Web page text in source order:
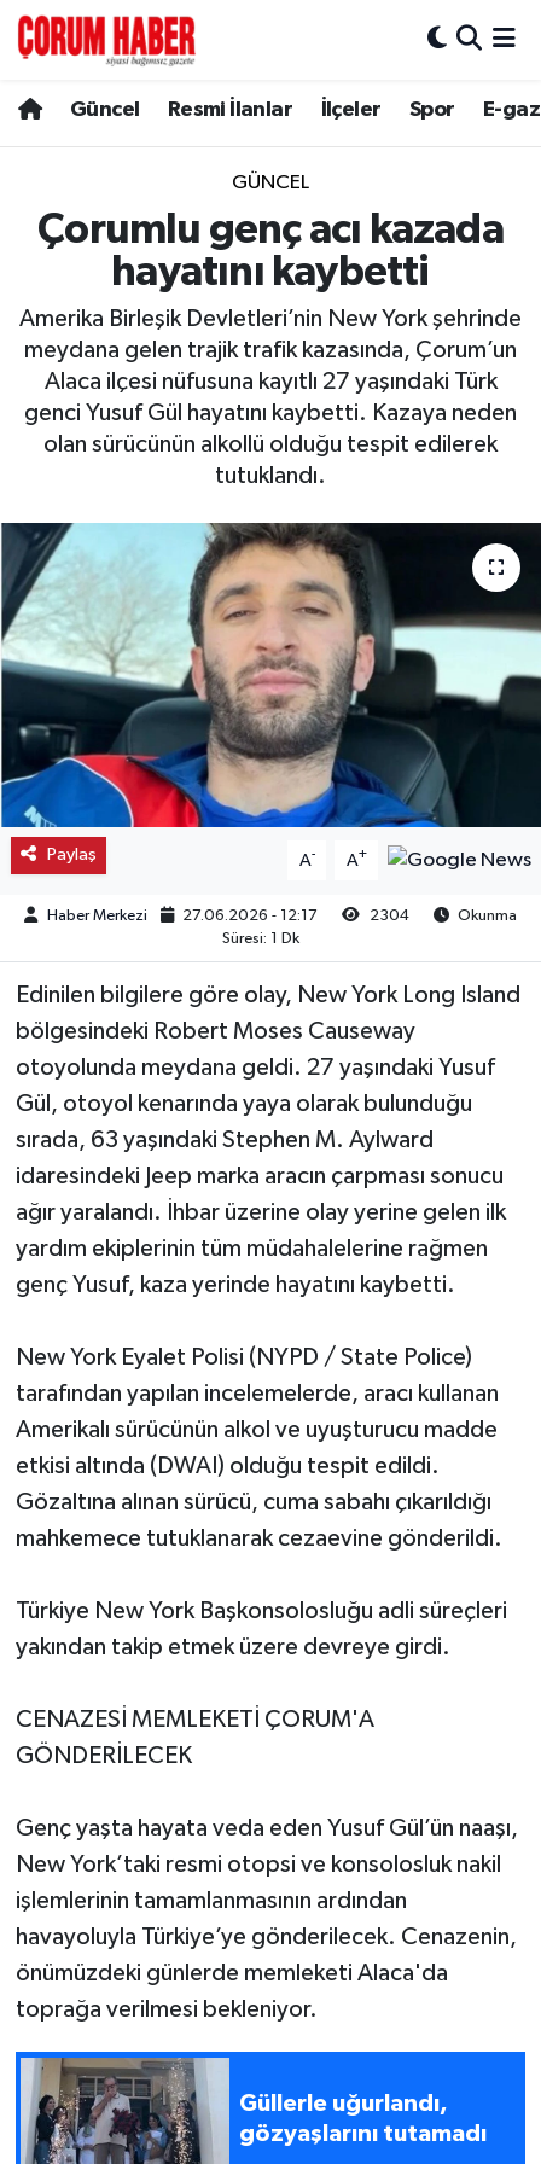
Güncel Resmi İlanlar İlçeler Spor E-
GÜNCEL
Çorumlu genç acı kazada
hayatını kaybetti
Amerika Birleşik Devletleri’nin New York şehrinde
meydana gelen trajik trafik kazasında, Çorum’un
Alaca ilçesi nüfusuna kayıtlı 27 yaşındaki Türk
genci Yusuf Gül hayatını kaybetti. Kazaya neden
olan sürücünün alkollü olduğu tespit edilerek
tutuklandı.
Paylaş A- A+
Haber Merkezi 27.06.2026 - 12:17 2304
Okunma
Süresi: 1 Dk
Edinilen bilgilere göre olay, New York Long Island
bölgesindeki Robert Moses Causeway
otoyolunda meydana geldi. 27 yaşındaki Yusuf
Gül, otoyol kenarında yaya olarak bulunduğu
sırada, 63 yaşındaki Stephen M. Aylward
idaresindeki Jeep marka aracın çarpması sonucu
ağır yaralandı. İhbar üzerine olay yerine gelen ilk
yardım ekiplerinin tüm müdahalelerine rağmen
genç Yusuf, kaza yerinde hayatını kaybetti.
New York Eyalet Polisi (NYPD / State Police)
tarafından yapılan incelemelerde, aracı kullanan
Amerikalı sürücünün alkol ve uyuşturucu madde
etkisi altında (DWAI) olduğu tespit edildi.
Gözaltına alınan sürücü, cuma sabahı çıkarıldığı
mahkemece tutuklanarak cezaevine gönderildi.
Türkiye New York Başkonsolosluğu adli süreçleri
yakından takip etmek üzere devreye girdi.
CENAZESİ MEMLEKETİ ÇORUM'A
GÖNDERİLECEK
Genç yaşta hayata veda eden Yusuf Gül’ün naaşı,
New York’taki resmi otopsi ve konsolosluk nakil
işlemlerinin tamamlanmasının ardından
havayoluyla Türkiye’ye gönderilecek. Cenazenin,
önümüzdeki günlerde memleketi Alaca'da
toprağa verilmesi bekleniyor.
Güllerle uğurlandı,
gözyaşlarını tutamadı
Spor
Resmi İlanlar
Alaca
Bayat
Boğazkale
İskilip
Laçin
Mecitözü
Oğuzlar
Ortaköy
Sağlık
Hava Durumu
Çorum Namaz Vakitleri
Trafik Durumu
Süper Lig Puan Durumu ve Fikstür
Tüm Manşetler
Haber Arşivi